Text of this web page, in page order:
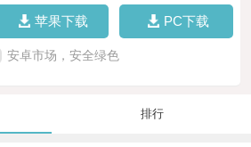
苹果下载 PC下载
安卓市场，安全绿色
排行